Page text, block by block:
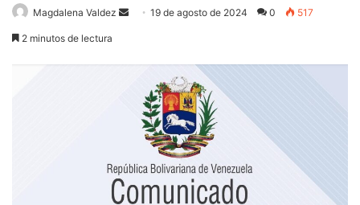
Magdalena Valdez
Send19 de agosto de 2024 0 517
2 minutos de lectura